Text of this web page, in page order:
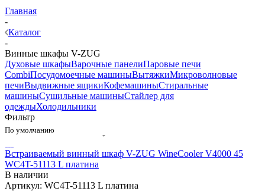
Главная
-
Каталог
-
Винные шкафы V-ZUG
Духовые шкафыВарочные панелиПаровые печи
CombiПосудомоечные машиныВытяжкиМикроволновые
печиВыдвижные ящикиКофемашиныСтиральные
машиныСушильные машиныСтайлер для
одеждыХолодильники
Фильтр
По умолчанию
Встраиваемый винный шкаф V-ZUG WineCooler V4000 45
WC4T-51113 L платина
В наличии
Артикул: WC4T-51113 L платина